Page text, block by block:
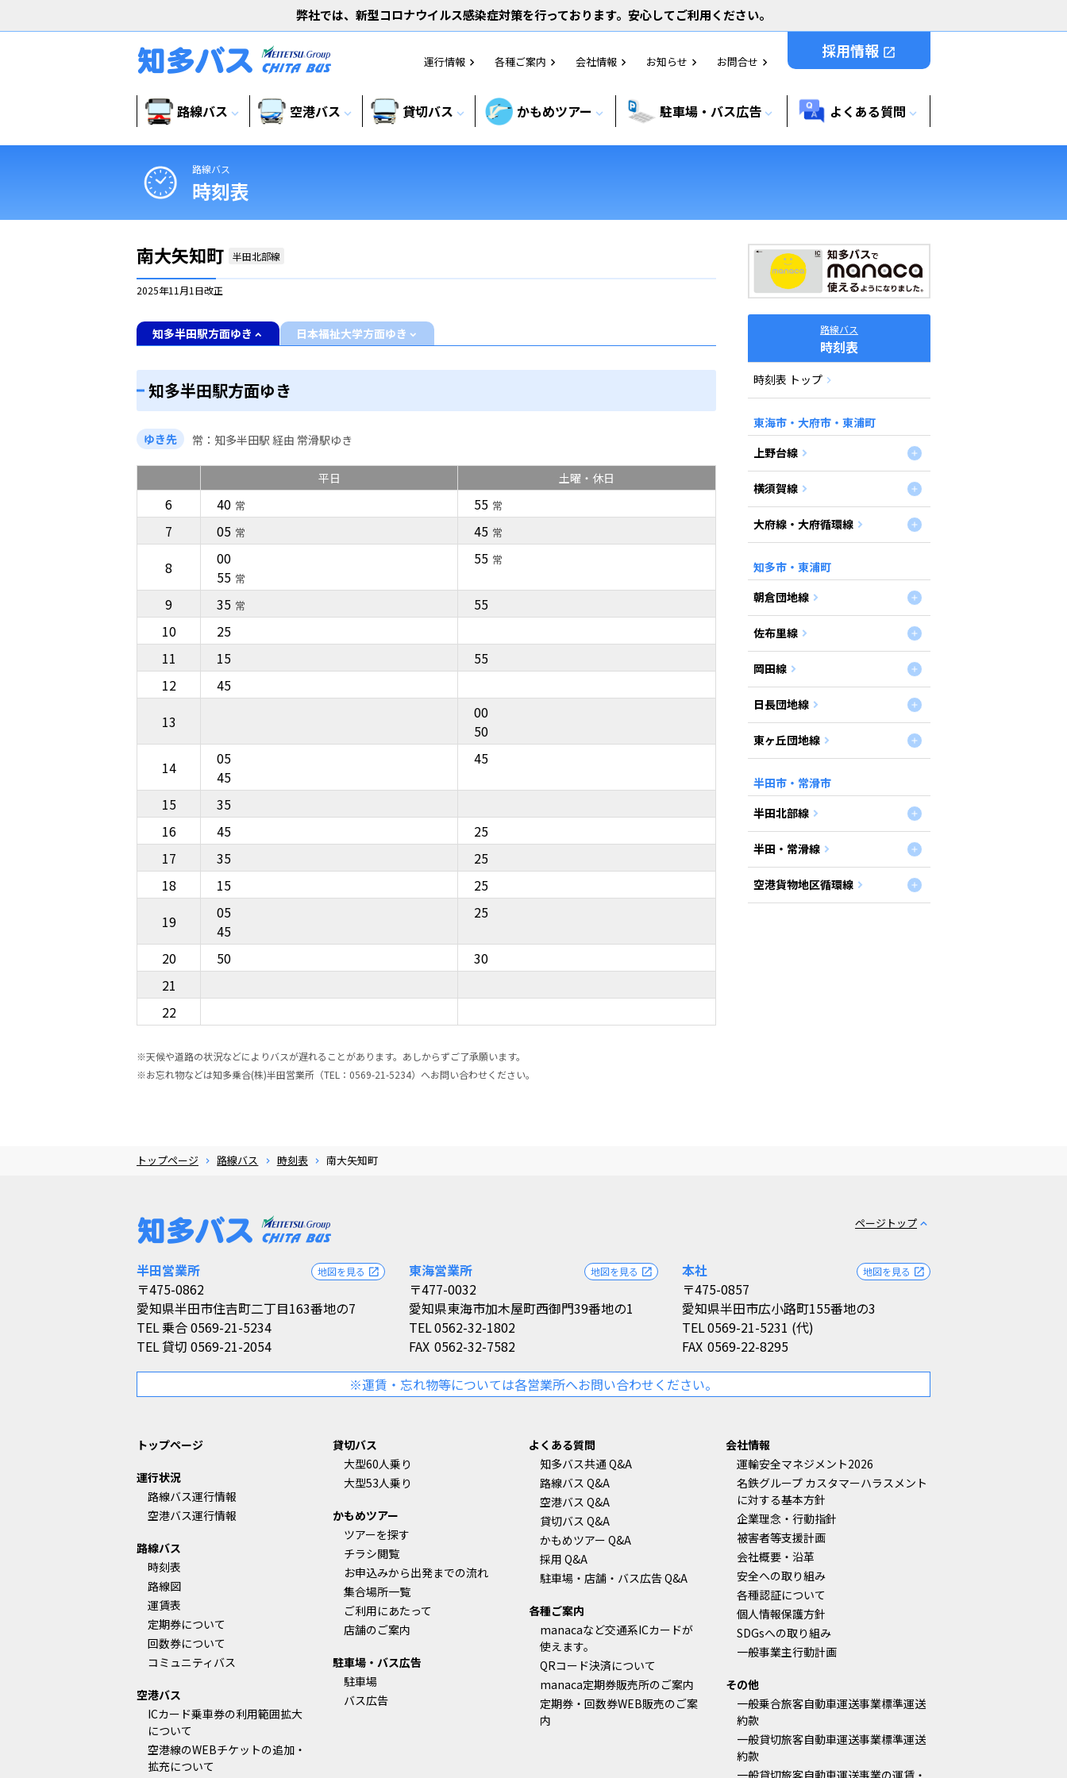
弊社では、新型コロナウイルス感染症対策を行っております。安心してご利用ください。
運行情報 chevron_right 各種ご案内 chevron_right 会社情報 chevron_right お知らせ chevron_right お問合せ chevron_right
採用情報 open_in_new
路線バス expand_more 空港バス expand_more 貸切バス expand_more かもめツアー expand_more 駐車場・バス広告expand_more よくある質問 expand_more
路線バス
時刻表
南大矢知町 半田北部線
2025年11月1日改正
知多半田駅方面ゆき 日本福祉大学方面ゆき
知多半田駅方面ゆき
ゆき先 常 知多半田駅 経由 常滑駅ゆき
平日
6
7
8
9
10
11
12
13
14
15
16
17
18
19
20
21
22
40 常
05 常
00
55 常
35 常
25
15
45
05
45
35
45
35
15
05
45
50
土曜・休日
55 常
45 常
55 常
55
55
00
50
45
25
25
25
25
30
※天候や道路の状況などによりバスが遅れることがあります。あしからずご了承願います。
※お忘れ物などは知多乗合(株)半田営業所（TEL：0569-21-5234）へお問い合わせください。
路線バス
時刻表
時刻表 トップ
東海市・大府市・東浦町
上野台線
横須賀線
大府線・大府循環線
知多市・東浦町
朝倉団地線
佐布里線
岡田線
日長団地線
東ヶ丘団地線
半田市・常滑市
半田北部線
半田・常滑線
空港貨物地区循環線
トップページ 路線バス 時刻表 南大矢知町
ページトップ expand_less
半田営業所
〒475-0862
愛知県半田市住吉町二丁目163番地の7
地図を見る open_in_new
TEL乗合 0569-21-5234
TEL貸切 0569-21-2054
東海営業所
〒477-0032
愛知県東海市加木屋町西御門39番地の1
地図を見る open_in_new
TEL0562-32-1802
FAX 0562-32-7582
本社
〒475-0857
愛知県半田市広小路町155番地の3
地図を見る open_in_new
TEL0569-21-5231 (代)
FAX 0569-22-8295
※運賃・忘れ物等については各営業所へお問い合わせください。
トップページ
運行状況
路線バス運行情報
空港バス運行情報
路線バス
時刻表
路線図
運賃表
定期券について
回数券について
コミュニティバス
空港バス
ICカード乗車券の利用範囲拡大
について
空港線のWEBチケットの追加・
拡充について
貸切バス
大型60人乗り
大型53人乗り
かもめツアー
ツアーを探す
チラシ閲覧
お申込みから出発までの流れ
集合場所一覧
ご利用にあたって
店舗のご案内
駐車場・バス広告
駐車場
バス広告
よくある質問
知多バス共通 Q&A
路線バス Q&A
空港バス Q&A
貸切バス Q&A
かもめツアー Q&A
採用 Q&A
駐車場・店舗・バス広告 Q&A
各種ご案内
manacaなど交通系ICカードが
使えます。
QRコード決済について
manaca定期券販売所のご案内
定期券・回数券WEB販売のご案
内
会社情報
運輸安全マネジメント2026
名鉄グループ カスタマーハラスメント
に対する基本方針
企業理念・行動指針
被害者等支援計画
会社概要・沿革
安全への取り組み
各種認証について
個人情報保護方針
SDGsへの取り組み
一般事業主行動計画
その他
一般乗合旅客自動車運送事業標準運送
約款
一般貸切旅客自動車運送事業標準運送
約款
一般貸切旅客自動車運送事業の運賃・